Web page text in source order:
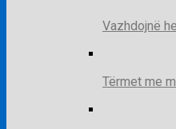
Vazhdojnë
Tërmet me